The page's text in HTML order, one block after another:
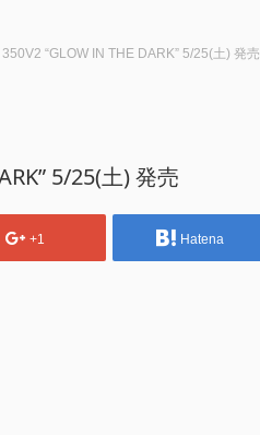
“GLOW IN THE DARK” 5/25(土) 発売
5/25(土) 発売
+1 Hatena